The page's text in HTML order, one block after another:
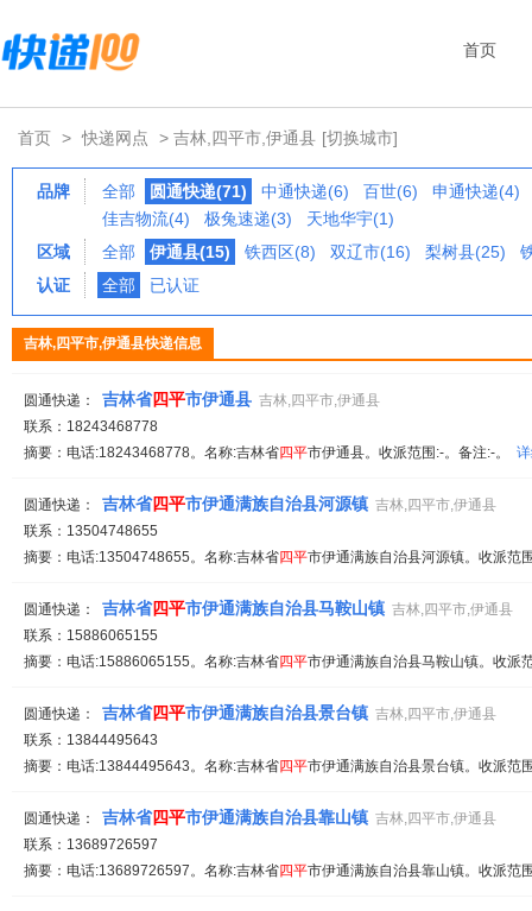
首页
首页 > 快递网点 > 吉林,四平市,伊通县 [切换城市]
品牌 全部 圆通快递(71) 中通快递(6) 百世(6)
申通快递(4)
佳吉物流(4)
极兔速递(3)
天地华宇(1)
区域
全部 伊通县(15) 铁西区(8) 双辽市(16) 梨树县(25)
认证
全部 已认证
吉林,四平市,伊通县快递信息
圆通快递： 吉林省四平市伊通县 吉林,四平市,伊通县
联系：18243468778
摘要：电话:18243468778。名称:吉林省四平市伊通县。收派范围:-。备注:-。
圆通快递： 吉林省四平市伊通满族自治县河源镇 吉林,四平市,伊通县
联系：13504748655
摘要：电话:13504748655。名称:吉林省四平市伊通满族自治县河源镇。收派范
圆通快递： 吉林省四平市伊通满族自治县马鞍山镇 吉林,四平市,伊通县
联系：15886065155
摘要：电话:15886065155。名称:吉林省四平市伊通满族自治县马鞍山镇。收派
圆通快递： 吉林省四平市伊通满族自治县景台镇 吉林,四平市,伊通县
联系：13844495643
摘要：电话:13844495643。名称:吉林省四平市伊通满族自治县景台镇。收派范
圆通快递： 吉林省四平市伊通满族自治县靠山镇 吉林,四平市,伊通县
联系：13689726597
摘要：电话:13689726597。名称:吉林省四平市伊通满族自治县靠山镇。收派范